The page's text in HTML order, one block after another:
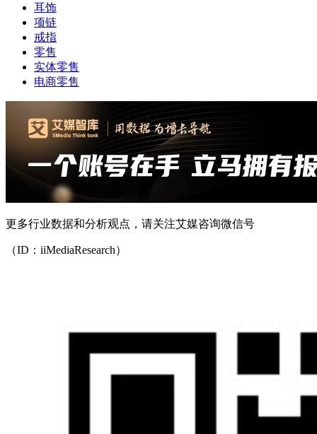
耳饰
项链
戒指
零售
实体零售
电商零售
更多行业数据和分析观点，请关注艾媒咨询微信号
（ID：iiMediaResearch）